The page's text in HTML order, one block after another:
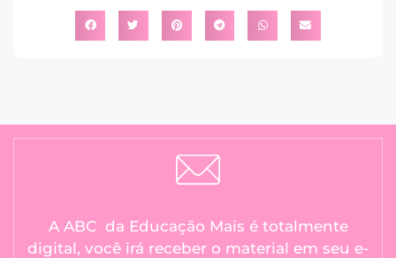
A ABC da Educação Mais é totalmente
digital, você irá receber o material em seu e-